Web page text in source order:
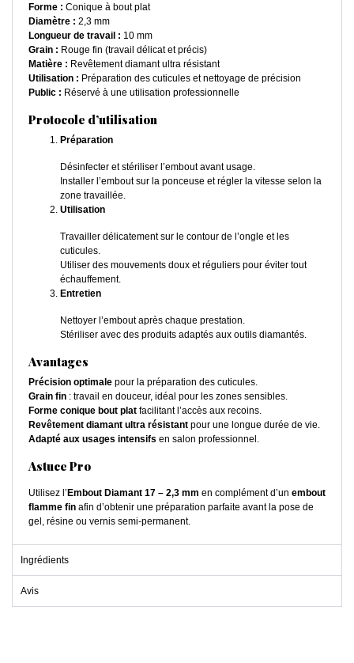
Forme : Conique à bout plat
Diamètre : 2,3 mm
Longueur de travail : 10 mm
Grain : Rouge fin (travail délicat et précis)
Matière : Revêtement diamant ultra résistant
Utilisation : Préparation des cuticules et nettoyage de précision
Public : Réservé à une utilisation professionnelle
Protocole d’utilisation
Préparation
Désinfecter et stériliser l’embout avant usage.
Installer l’embout sur la ponceuse et régler la vitesse selon la
zone travaillée.
Utilisation
Travailler délicatement sur le contour de l’ongle et les
cuticules.
Utiliser des mouvements doux et réguliers pour éviter tout
échauffement.
Entretien
Nettoyer l’embout après chaque prestation.
Stériliser avec des produits adaptés aux outils diamantés.
Avantages
Précision optimale pour la préparation des cuticules.
Grain fin : travail en douceur, idéal pour les zones sensibles.
Forme conique bout plat facilitant l’accès aux recoins.
Revêtement diamant ultra résistant pour une longue durée de vie.
Adapté aux usages intensifs en salon professionnel.
Astuce Pro
Utilisez l’ Embout Diamant 17 – 2,3 mm en complément d’un embout
flamme fin afin d’obtenir une préparation parfaite avant la pose de
gel, résine ou vernis semi-permanent.
Ingrédients
Avis